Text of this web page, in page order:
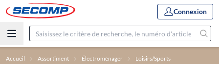
Connexion
Accueil Assortiment Électroménager Loisirs/Sports